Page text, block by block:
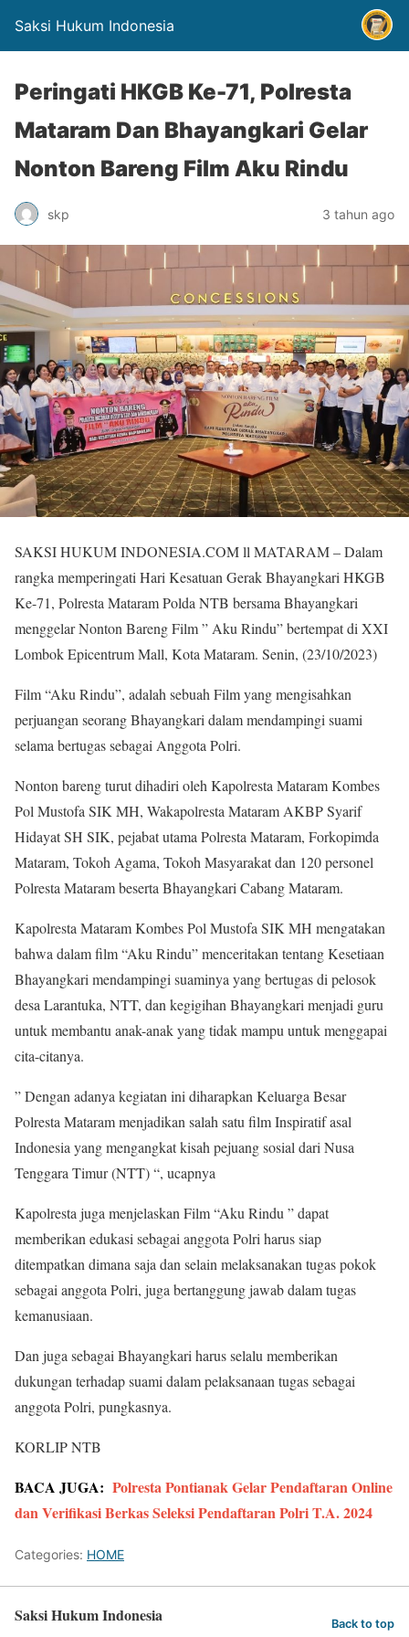
Saksi Hukum Indonesia
Peringati HKGB Ke-71, Polresta
Mataram Dan Bhayangkari Gelar
Nonton Bareng Film Aku Rindu
skp 3 tahun ago
SAKSI HUKUM INDONESIA.COM ll MATARAM – Dalam
rangka memperingati Hari Kesatuan Gerak Bhayangkari HKGB
Ke-71, Polresta Mataram Polda NTB bersama Bhayangkari
menggelar Nonton Bareng Film ” Aku Rindu” bertempat di XXI
Lombok Epicentrum Mall, Kota Mataram. Senin, (23/10/2023)
Film “Aku Rindu”, adalah sebuah Film yang mengisahkan
perjuangan seorang Bhayangkari dalam mendampingi suami
selama bertugas sebagai Anggota Polri.
Nonton bareng turut dihadiri oleh Kapolresta Mataram Kombes
Pol Mustofa SIK MH, Wakapolresta Mataram AKBP Syarif
Hidayat SH SIK, pejabat utama Polresta Mataram, Forkopimda
Mataram, Tokoh Agama, Tokoh Masyarakat dan 120 personel
Polresta Mataram beserta Bhayangkari Cabang Mataram.
Kapolresta Mataram Kombes Pol Mustofa SIK MH mengatakan
bahwa dalam film “Aku Rindu” menceritakan tentang Kesetiaan
Bhayangkari mendampingi suaminya yang bertugas di pelosok
desa Larantuka, NTT, dan kegigihan Bhayangkari menjadi guru
untuk membantu anak-anak yang tidak mampu untuk menggapai
cita-citanya.
” Dengan adanya kegiatan ini diharapkan Keluarga Besar
Polresta Mataram menjadikan salah satu film Inspiratif asal
Indonesia yang mengangkat kisah pejuang sosial dari Nusa
Tenggara Timur (NTT) “, ucapnya
Kapolresta juga menjelaskan Film “Aku Rindu ” dapat
memberikan edukasi sebagai anggota Polri harus siap
ditempatkan dimana saja dan selain melaksanakan tugas pokok
sebagai anggota Polri, juga bertanggung jawab dalam tugas
kemanusiaan.
Dan juga sebagai Bhayangkari harus selalu memberikan
dukungan terhadap suami dalam pelaksanaan tugas sebagai
anggota Polri, pungkasnya.
KORLIP NTB
BACA JUGA: Polresta Pontianak Gelar Pendaftaran Online
dan Verifikasi Berkas Seleksi Pendaftaran Polri T.A. 2024
Categories: HOME
Saksi Hukum Indonesia Back to top